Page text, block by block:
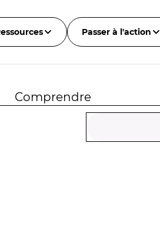
Passer à l'action
Comprendre